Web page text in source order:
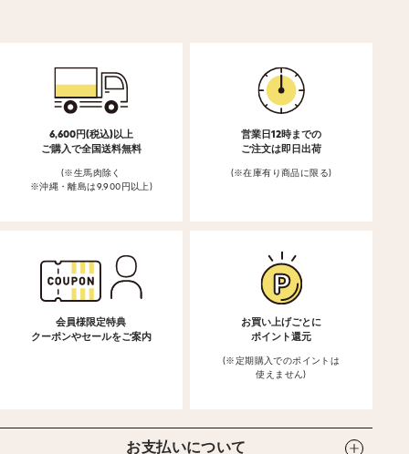
6,600円(税込)以上
ご購入で全国送料無料
(※生馬肉除く
※沖縄・離島は9,900円以上)
営業日12時までの
ご注文は即日出荷
(※在庫有り商品に限る)
会員様限定特典
クーポンやセールをご案内
お買い上げごとに
ポイント還元
(※定期購入でのポイントは
使えません)
お支払いについて